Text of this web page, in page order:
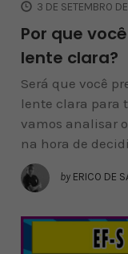
3 DE SETEMBRO
Por que
lente clara?
Será que você
lente clara para
vamos analisar
na hora de
by ERICO DE